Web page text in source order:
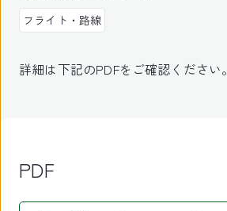
フライト・路線
詳細は下記のPDFをご確認ください。
PDF